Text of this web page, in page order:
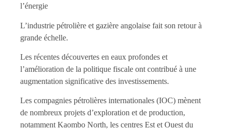
l’énergie
L’industrie pétrolière et gazière angolaise fait son retour à
grande échelle.
Les récentes découvertes en eaux profondes et
l’amélioration de la politique fiscale ont contribué à une
augmentation significative des investissements.
Les compagnies pétrolières internationales (IOC) mènent
de nombreux projets d’exploration et de production,
notamment Kaombo North, les centres Est et Ouest du